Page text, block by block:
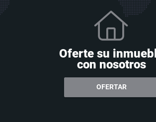
Oferte su
con nosotros
OFERTAR